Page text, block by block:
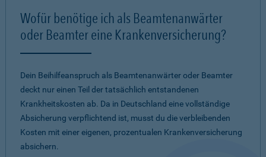
Wofür benötige ich als Beamtenanwärter
oder Beamter eine Krankenversicherung?
Dein Beihilfeanspruch als Beamtenanwärter oder Beamter
deckt nur einen Teil der tatsächlich entstandenen
Krankheitskosten ab. Da in Deutschland eine vollständige
Absicherung verpflichtend ist, musst du die verbleibenden
Kosten mit einer eigenen, prozentualen Krankenversicherung
absichern.